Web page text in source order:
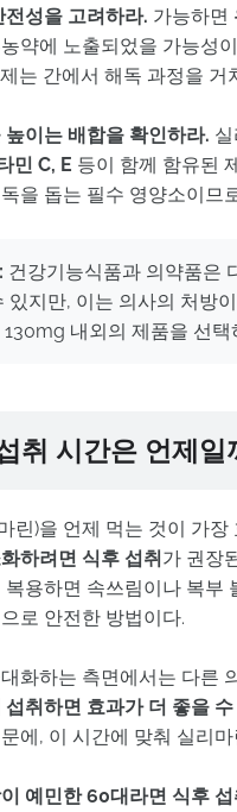
성을 고려하라. 가능하면
약에 노출되었을 가능성
는 간에서 해독 과정을
이는 배합을 확인하라.
민 C, E 등이 함께 함유된
을 돕는 필수 영양소이므
건강기능식품과 의약품은
있지만, 이는 의사의 처방
내외의 제품을 선택
취 시간은 언제일
린)을 언제 먹는 것이 가
하려면 식후 섭취가 권장
복용하면 속쓰림이나 복부
로 안전한 방법이다.
화하는 측면에서는 다른
섭취하면 효과가 더 좋을
에, 이 시간에 맞춰 실리
예민한 60대라면 식후